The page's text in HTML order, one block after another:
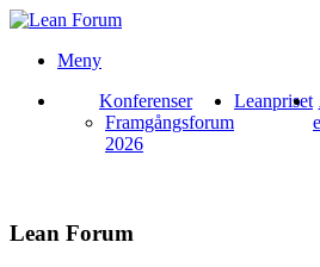
Meny
Konferenser
Framgångsforum
2026
Leanpriset
Lean Forum